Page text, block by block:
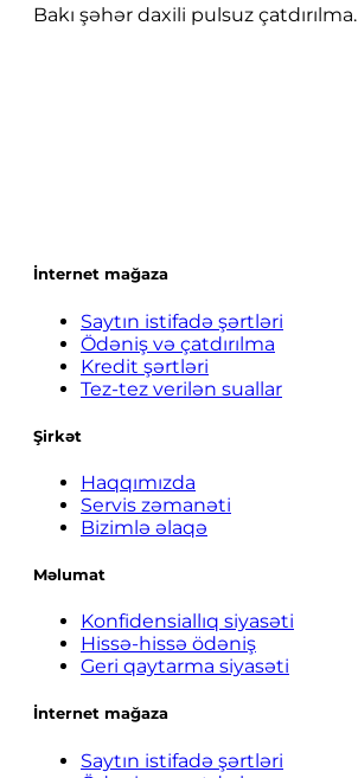
Bakı şəhər daxili pulsuz çatdırılma.
İnternet mağaza
Saytın istifadə şərtləri
Ödəniş və çatdırılma
Kredit şərtləri
Tez-tez verilən suallar
Şirkət
Haqqımızda
Servis zəmanəti
Bizimlə əlaqə
Məlumat
Konfidensiallıq siyasəti
Hissə-hissə ödəniş
Geri qaytarma siyasəti
İnternet mağaza
Saytın istifadə şərtləri